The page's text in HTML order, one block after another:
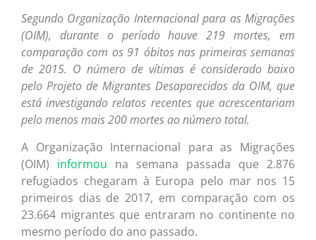
Segundo Organização Internacional para as Migrações
(OIM), durante o período houve 219 mortes, em
comparação com os 91 óbitos nas primeiras semanas
de 2015. O número de vítimas é considerado baixo
pelo Projeto de Migrantes Desaparecidos da OIM, que
está investigando relatos recentes que acrescentariam
pelo menos mais 200 mortes ao número total.
A Organização Internacional para as Migrações
(OIM) informou na semana passada que 2.876
refugiados chegaram à Europa pelo mar nos 15
primeiros dias de 2017, em comparação com os
23.664 migrantes que entraram no continente no
mesmo período do ano passado.